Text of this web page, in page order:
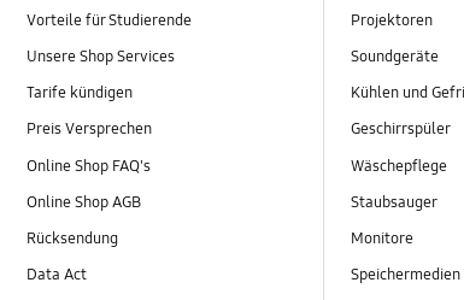
Vorteile für Studierende
Unsere Shop Services
Tarife kündigen
Preis Versprechen
Online Shop FAQ's
Online Shop AGB
Rücksendung
Data Act
Projektoren
Soundgeräte
Kühlen und
Geschirrspüler
Wäschepflege
Staubsauger
Monitore
Speichermedien